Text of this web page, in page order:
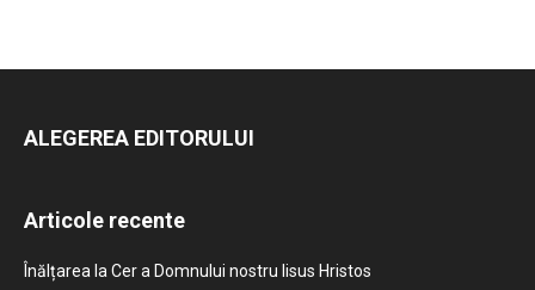
ALEGEREA EDITORULUI
Articole recente
Înălțarea la Cer a Domnului nostru Iisus Hristos